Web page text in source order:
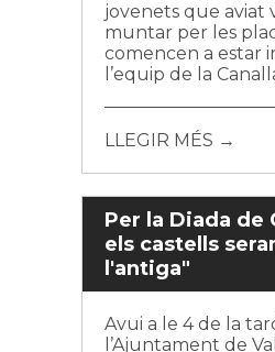
jovenets que aviat
muntar per les
comencen a estar
l’equip de la
LLEGIR MÉS →
Per la Diada de
els castells
l'antiga"
Avui a le 4 de la
l’Ajuntament de